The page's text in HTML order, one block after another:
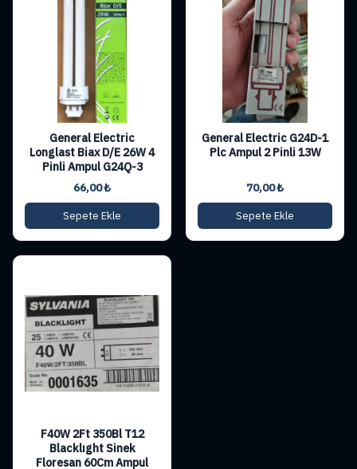
General Electric
Longlast Biax D/E 26W 4
Pinli Ampul G24Q-3
66,00₺
Sepete Ekle
General Electric G24D-1
Plc Ampul 2 Pinli 13W
70,00₺
Sepete Ekle
F40W 2Ft 350Bl T12
Blacklıght Sinek
Floresan 60Cm Ampul